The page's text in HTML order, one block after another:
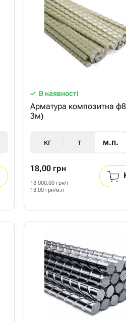
В наявності
Арматура композитна ф8
3м)
кг т м.п.
18,00 грн
18 000.00 грн/т
18.00 грн/м.п